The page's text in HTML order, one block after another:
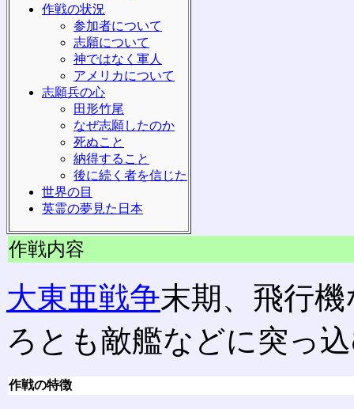
作戦の状況
参加者について
志願について
神ではなく軍人
アメリカについて
志願兵の心
田形竹尾
なぜ志願したのか
死ぬこと
納得すること
後に続く者を信じた
世界の目
英霊の夢見た日本
作戦内容
大東亜戦争末期、飛行
ろとも敵艦などに突っ
作戦の特徴